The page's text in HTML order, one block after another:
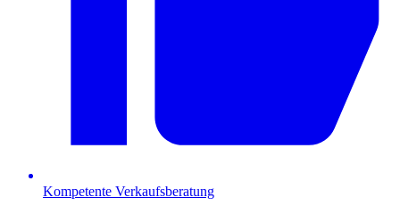
Kompetente Verkaufsberatung